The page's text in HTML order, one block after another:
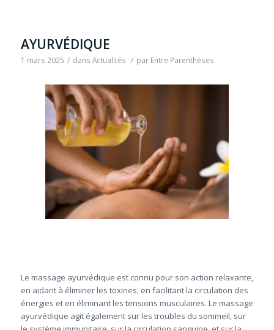
AYURVÉDIQUE
1 mars 2025 / dans Actualités / par Entre Parenthèses
Le massage ayurvédique est connu pour son action relaxante,
en aidant à éliminer les toxines, en facilitant la circulation des
énergies et en éliminant les tensions musculaires. Le massage
ayurvédique agit également sur les troubles du sommeil, sur